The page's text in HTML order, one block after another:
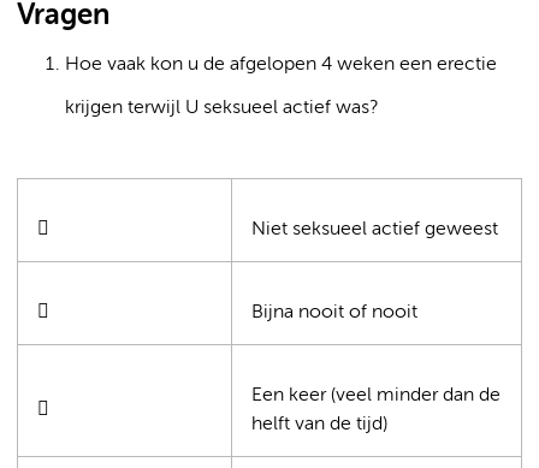
Vragen
Hoe vaak kon u de afgelopen 4 weken een erectie
krijgen terwijl U seksueel actief was?
 Niet seksueel actief geweest
 Bijna nooit of nooit

Een keer (veel minder dan de
helft van de tijd)